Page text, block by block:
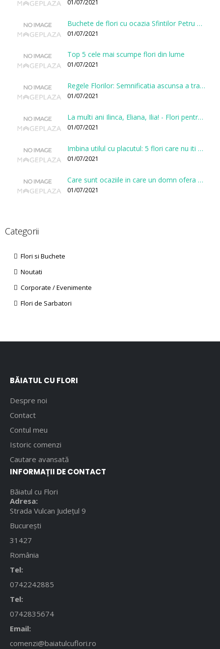
01/07/2021
Buchete de flori cu ocazia Sfintilor Petru si Pavel
01/07/2021
Top 5 cele mai scumpe flori din lume
01/07/2021
Regele Florilor: Semnificatia ascunsa a trandafirului
01/07/2021
La multi ani Ilinca, Eliana, Ilia! - Flori pentru doamnele sarbatorite de Sfantul Ilie
01/07/2021
Imbina utilul cu placutul: 5 flori care nu iti vor face gaura in buget
01/07/2021
Care sunt ocaziile in care un domn ofera flori?
01/07/2021
Categorii
Flori si Buchete
Noutati
Corporate / Evenimente
Flori de Sarbatori
BĂIATUL CU FLORI
Despre noi
Contact
Contul meu
Istoric comenzi
Cautare avansată
INFORMAȚII DE CONTACT
Băiatul cu Flori
Adresa:
Strada Vulcan Județul 9
București
31427
România
Tel:
0742242885
Tel:
0742835674
Email:
comenzi@baiatulcuflori.ro